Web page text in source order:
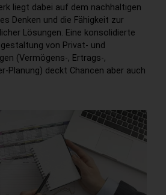
liegt dabei auf dem nachhaltigen
Denken und die Fähigkeit zur
Lösungen. Eine konsolidierte
von Privat- und
(Vermögens-, Ertrags-,
Planung) deckt Chancen aber auch